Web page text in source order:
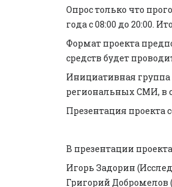
Опрос только что
года c 08:00 до 20:00.
Формат проекта
средств будет
Инициативная группа
региональных СМИ, в
Презентация проекта
В презентации
Игорь Задорин
Григорий Добромелов